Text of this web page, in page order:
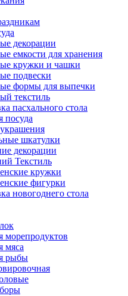
декорации
емкости для хранения
кружки и чашки
подвески
формы для выпечки
текстиль
пасхального стола
посуда
шкатулки
декорации
Текстиль
кружки
фигурки
новогоднего стола
морепродуктов
мяса
рыбы